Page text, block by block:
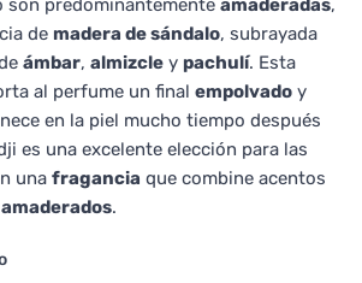
de madera de sándalo, subrayada
ámbar, almizcle y pachulí. Esta
al perfume un final empolvado y
en la piel mucho tiempo después
es una excelente elección para las
una fragancia que combine acentos
amaderados.